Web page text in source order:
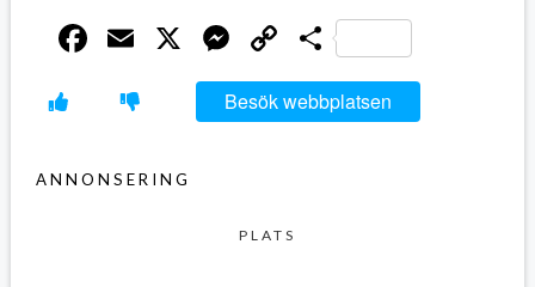
Facebook
Email
X Messenger
Copy
Link
Dela
Besök webbplatsen
ANNONSERING
PLATS